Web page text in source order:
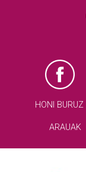
HONI BURUZ
ARAUAK